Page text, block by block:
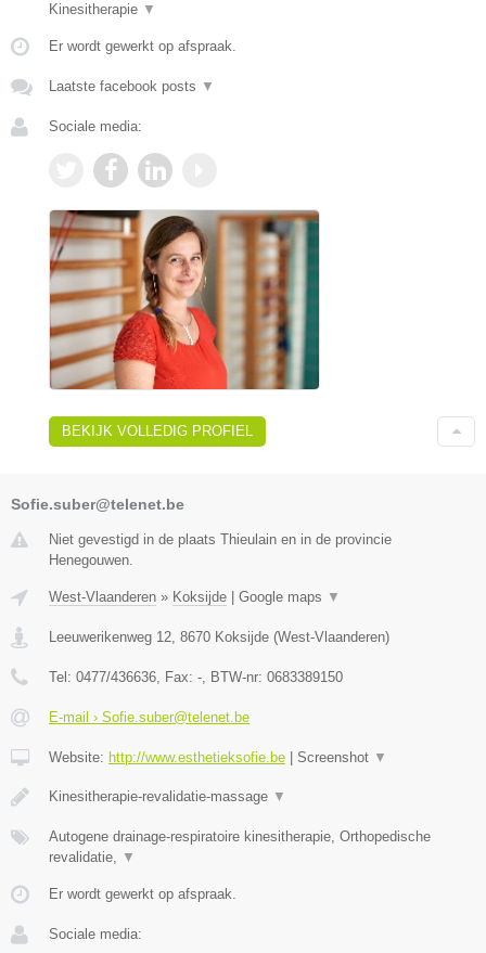
Kinesitherapie ▼
Er wordt gewerkt op afspraak.
Laatste facebook posts ▼
Sociale media:
BEKIJK VOLLEDIG PROFIEL
Sofie.suber@telenet.be
Niet gevestigd in de plaats Thieulain en in de provincie
Henegouwen.
West-Vlaanderen » Koksijde | Google maps ▼
Leeuwerikenweg 12 8670 Koksijde (West-Vlaanderen)
Tel: 0477/436636 , Fax: - , BTW-nr: 0683389150
E-mail › Sofie.suber@telenet.be
Website: http://www.esthetieksofie.be | Screenshot ▼
Kinesitherapie-revalidatie-massage ▼
Autogene drainage-respiratoire kinesitherapie, Orthopedische
revalidatie,
▼
Er wordt gewerkt op afspraak.
Sociale media: